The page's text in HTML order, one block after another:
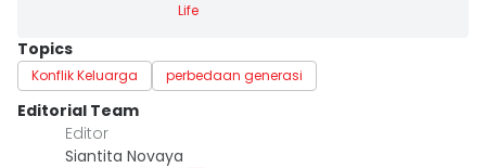
Life
Topics
Konflik Keluarga perbedaan generasi
Editorial Team
Editor
Siantita Novaya